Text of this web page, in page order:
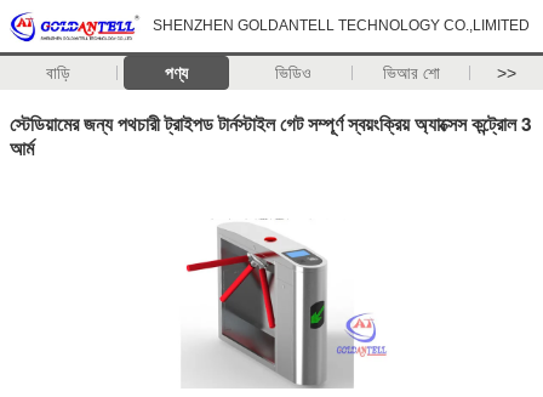
SHENZHEN GOLDANTELL TECHNOLOGY CO.,LIMITED
বাড়ি পণ্য ভিডিও ভিআর শো >>
স্টেডিয়ামের জন্য পথচারী ট্রাইপড টার্নস্টাইল গেট সম্পূর্ণ স্বয়ংক্রিয় অ্যাক্সেস কন্ট্রোল 3
আর্ম